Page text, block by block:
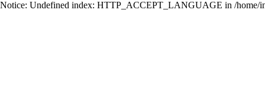
Notice: Undefined index: HTTP_ACCEPT_LANGUAGE in /home/